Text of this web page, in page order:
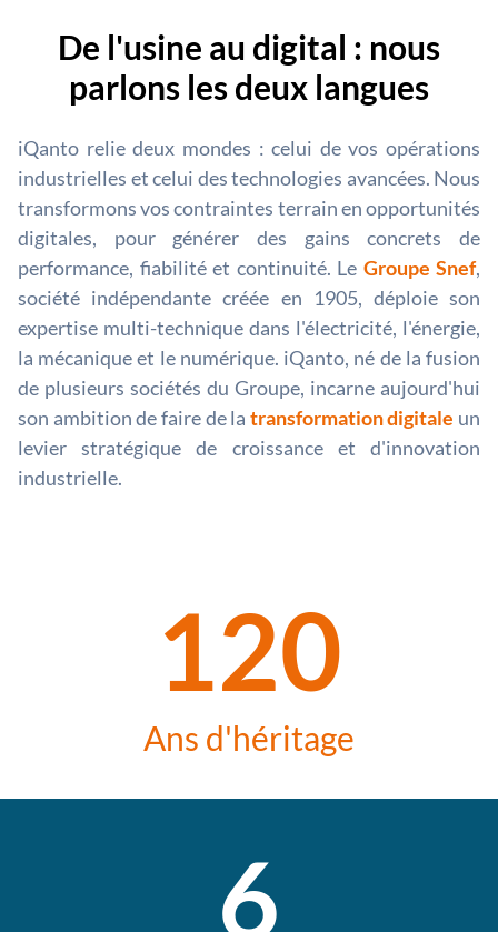
De l'usine au digital : nous
parlons les deux langues
iQanto relie deux mondes : celui de vos opérations
industrielles et celui des technologies avancées. Nous
transformons vos contraintes terrain en opportunités
digitales, pour générer des gains concrets de
performance, fiabilité et continuité. Le Groupe Snef,
société indépendante créée en 1905, déploie son
expertise multi-technique dans l'électricité, l'énergie,
la mécanique et le numérique. iQanto, né de la fusion
de plusieurs sociétés du Groupe, incarne aujourd'hui
son ambition de faire de la transformation digitale un
levier stratégique de croissance et d'innovation
industrielle.
120
Ans d'héritage
6